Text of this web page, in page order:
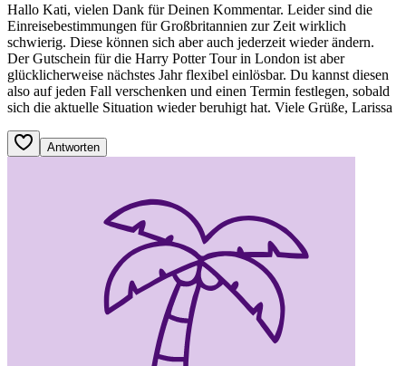
Hallo Kati, vielen Dank für Deinen Kommentar. Leider sind die
Einreisebestimmungen für Großbritannien zur Zeit wirklich
schwierig. Diese können sich aber auch jederzeit wieder ändern.
Der Gutschein für die Harry Potter Tour in London ist aber
glücklicherweise nächstes Jahr flexibel einlösbar. Du kannst diesen
also auf jeden Fall verschenken und einen Termin festlegen, sobald
sich die aktuelle Situation wieder beruhigt hat. Viele Grüße, Larissa
Antworten